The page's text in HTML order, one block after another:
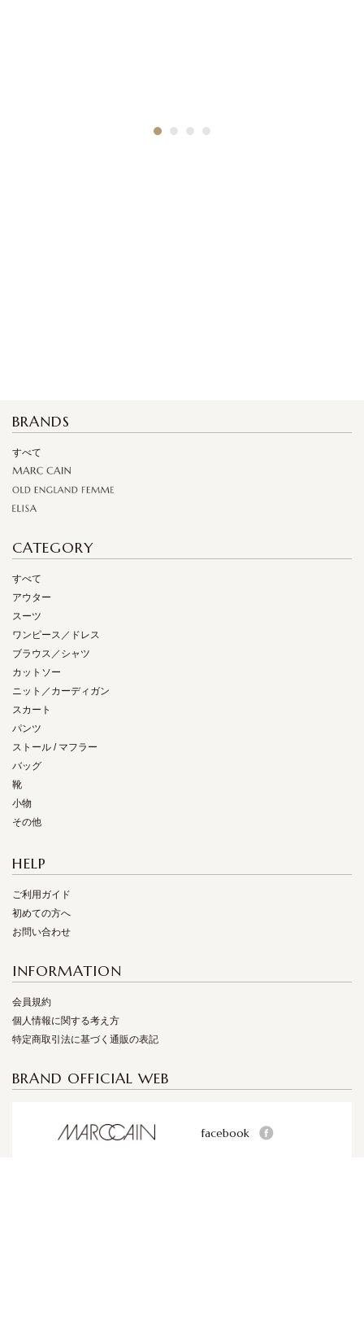
2 3 4
BRANDS
すべて
CATEGORY
すべて
アウター
スーツ
ワンピース／ドレス
ブラウス／シャツ
カットソー
ニット／カーディガン
スカート
パンツ
ストール / マフラー
バッグ
靴
小物
その他
HELP
ご利用ガイド
初めての方へ
お問い合わせ
INFORMATION
会員規約
個人情報に関する考え方
特定商取引法に基づく通販の表記
BRAND OFFICIAL WEB
facebook